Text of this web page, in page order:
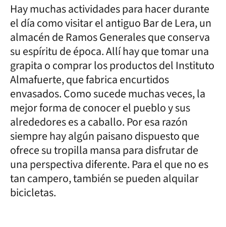
Hay muchas actividades para hacer durante
el día como visitar el antiguo Bar de Lera, un
almacén de Ramos Generales que conserva
su espíritu de época. Allí hay que tomar una
grapita o comprar los productos del Instituto
Almafuerte, que fabrica encurtidos
envasados. Como sucede muchas veces, la
mejor forma de conocer el pueblo y sus
alrededores es a caballo. Por esa razón
siempre hay algún paisano dispuesto que
ofrece su tropilla mansa para disfrutar de
una perspectiva diferente. Para el que no es
tan campero, también se pueden alquilar
bicicletas.